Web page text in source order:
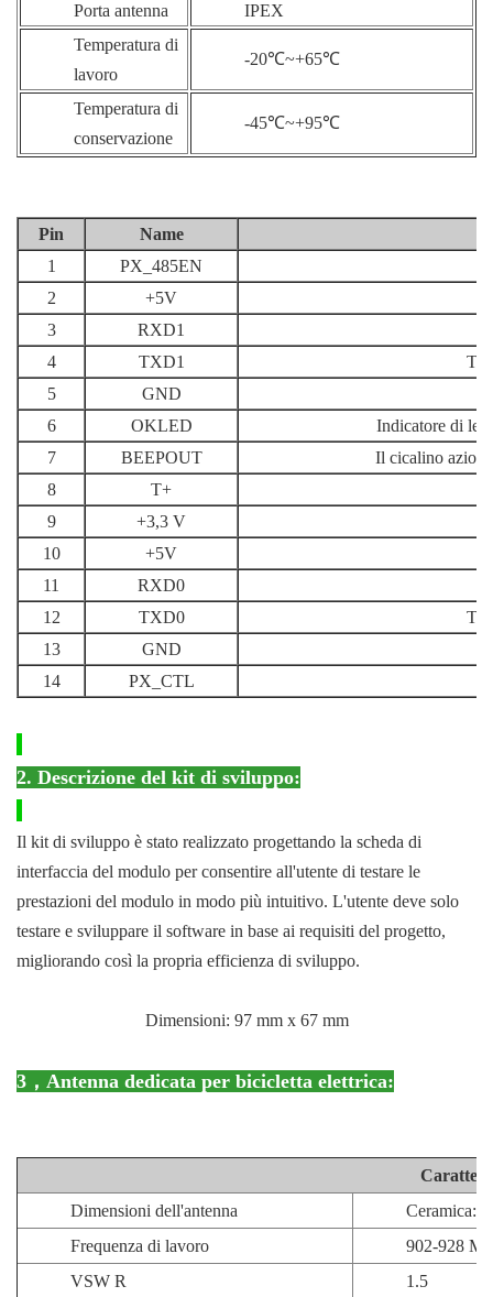
Porta antenna
IPEX
Temperatura di
lavoro
-20℃~+65℃
Temperatura di
conservazione
-45℃~+95℃
Pin Name
1
PX_485EN
2
+5V
3
RXD1
4
TXD1
5
GND
6
OKLED
Indicatore di
7
BEEPOUT
Il cicalino
8
T+
9
+3,3 V
10
+5V
11
RXD0
12
TXD0
13
GND
14
PX_CTL
2. Descrizione del kit di sviluppo:
Il kit di sviluppo è stato realizzato progettando la scheda di
interfaccia del modulo per consentire all'utente di testare le
prestazioni del modulo in modo più intuitivo. L'utente deve solo
testare e sviluppare il software in base ai requisiti del progetto,
migliorando così la propria efficienza di sviluppo.
Dimensioni: 97 mm x 67 mm
3， Antenna dedicata per bicicletta elettrica:
Dimensioni dell'antenna
Ceramica:
Frequenza di lavoro
902-928
VSW R
1.5